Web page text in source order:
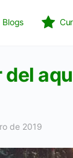
Blogs
del
de 2019